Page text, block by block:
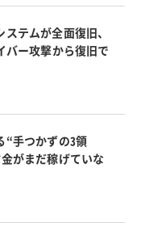
テムが全面復旧、
バー攻撃から復旧で
“手つかずの3領
がまだ稼げていな